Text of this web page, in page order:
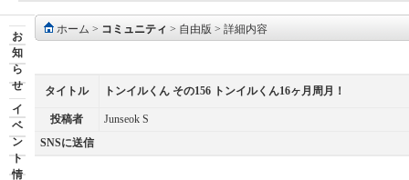
お
知
ら
せ
イ
ベ
ン
ト
情
ホーム > コミュニティ > 自由版 > 詳細内容
タイトル トンイルくん その156 トンイルくん16ヶ月周月！
投稿者
Junseok S
SNSに送信